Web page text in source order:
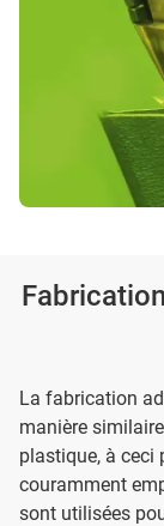
La fabrication
manière
plastique, à ceci
couramment
sont utilisées